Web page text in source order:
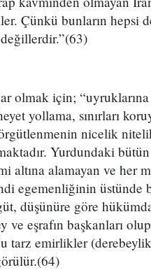
Çünkü bunların hepsi
olmak için;
yollama, sınırları
nicelik
Yurdundaki
altına alamayan ve her
egemenliğinin
düşünüre göre
ve eşrafın başkanları
tarz emirlikler